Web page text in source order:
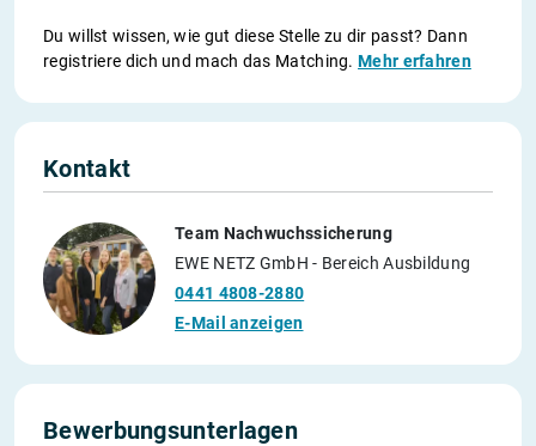
Du willst wissen, wie gut diese Stelle zu dir passt? Dann
registriere dich und mach das Matching.Mehr erfahren
Kontakt
Team Nachwuchssicherung
EWE NETZ GmbH - Bereich Ausbildung
0441 4808-2880
E-Mail anzeigen
Bewerbungsunterlagen